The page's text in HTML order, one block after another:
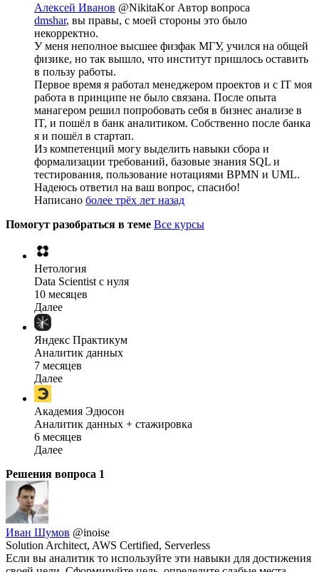
Алексей Иванов @NikitaKor Автор вопроса
dmshar, вы правы, с моей стороны это было
некорректно.
У меня неполное высшее физфак МГУ, учился на общей
физике, но так вышло, что институт пришлось оставить
в пользу работы.
Первое время я работал менеджером проектов и с IT моя
работа в принципе не было связана. После опыта
манагером решил попробовать себя в бизнес анализе в
IT, и пошёл в банк аналитиком. Собственно после банка
я и пошёл в стартап.
Из компетенций могу выделить навыки сбора и
формализации требований, базовые знания SQL и
тестирования, пользование нотациями BPMN и UML.
Надеюсь ответил на ваш вопрос, спасибо!
Написано более трёх лет назад
Помогут разобраться в теме Все курсы
Нетология
Data Scientist с нуля
10 месяцев
Далее
Яндекс Практикум
Аналитик данных
7 месяцев
Далее
Академия Эдюсон
Аналитик данных + стажировка
6 месяцев
Далее
Решения вопроса 1
Иван Шумов @inoise
Solution Architect, AWS Certified, Serverless
Если вы аналитик то используйте эти навыки для достижения